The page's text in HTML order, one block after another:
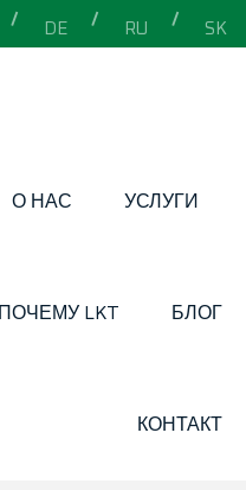
DE RU SK
О НАС УСЛУГИ
ПОЧЕМУ LKT БЛОГ
КОНТАКТ